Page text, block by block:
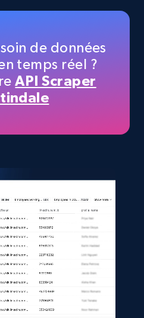
Posts count, Is
account, Is
information
Region, About,
and more.
Enrichi
de données
temps réel ?
API Scraper